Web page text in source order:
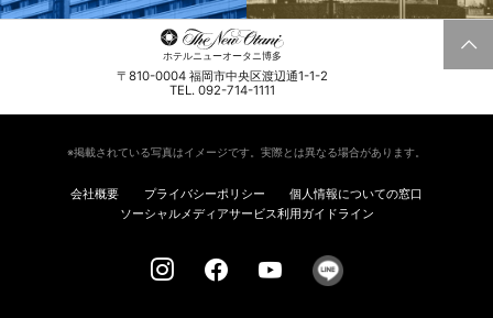
ホテルニューオータニ博多
〒810-0004 福岡市中央区渡辺通1-1-2
TEL. 092-714-1111
※掲載されている写真はイメージです。実際とは異なる場合があります。
会社概要 プライバシーポリシー
個人情報についての窓口
ソーシャルメディアサービス利用ガイドライン